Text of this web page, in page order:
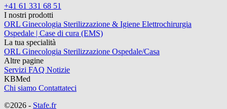
+41 61 331 68 51
I nostri prodotti
ORL Ginecologia Sterilizzazione & Igiene Elettrochirurgia
Ospedale | Case di cura (EMS)
La tua specialità
ORL Ginecologia Sterilizzazione Ospedale/Casa
Altre pagine
Servizi FAQ Notizie
KBMed
Chi siamo Contattateci
©2026 - Stafe.fr